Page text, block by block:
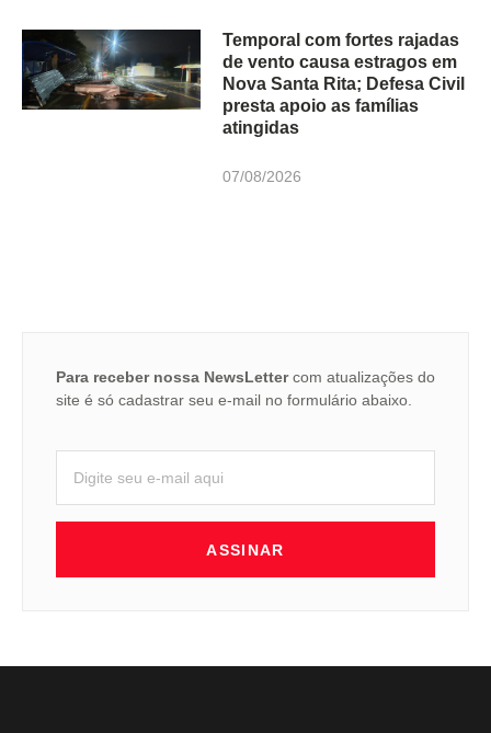
Temporal com fortes rajadas
de vento causa estragos em
Nova Santa Rita; Defesa Civil
presta apoio as famílias
atingidas
07/08/2026
Para receber nossa NewsLettercom atualizações do
site é só cadastrar seu e-mail no formulário abaixo.
ASSINAR